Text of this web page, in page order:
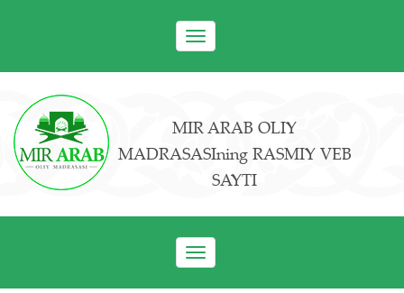
Toggle
navigation
MIR ARAB OLIY
MADRASASIning RASMIY VEB
SAYTI
Toggle
navigation